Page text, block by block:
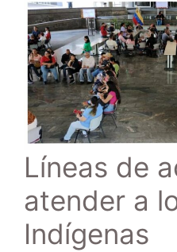
Líneas de
atender a
Indígenas